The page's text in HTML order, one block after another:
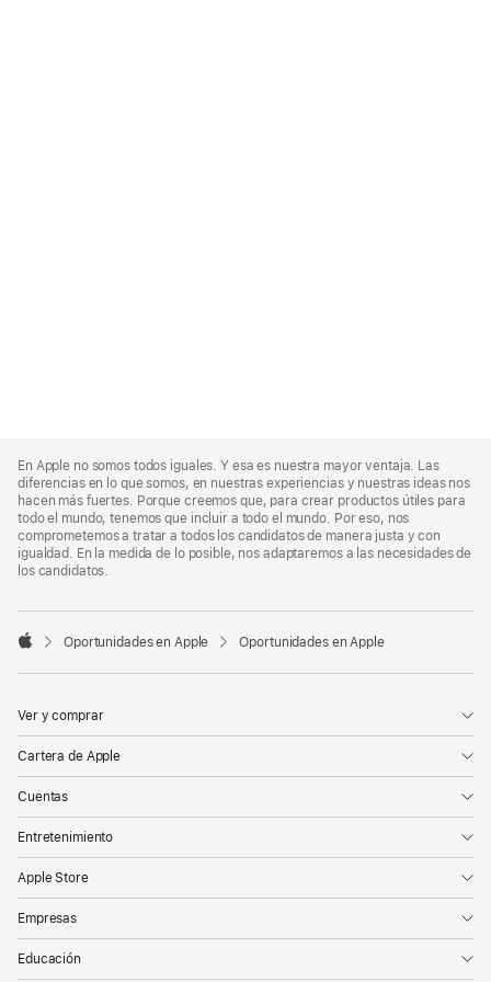
Footer
En Apple no somos todos iguales. Y esa es nuestra mayor ventaja. Las
diferencias en lo que somos, en nuestras experiencias y nuestras ideas nos
hacen más fuertes. Porque creemos que, para crear productos útiles para
todo el mundo, tenemos que incluir a todo el mundo. Por eso, nos
comprometemos a tratar a todos los candidatos de manera justa y con
igualdad. En la medida de lo posible, nos adaptaremos a las necesidades de
los candidatos.

Oportunidades en Apple Oportunidades en Apple
Ver y comprar
Cartera de Apple
Cuentas
Entretenimiento
Apple Store
Empresas
Educación